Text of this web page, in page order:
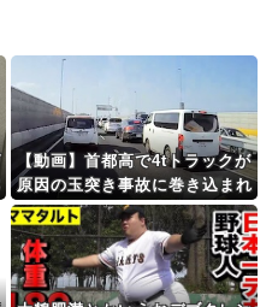
【動画】首都高で4tトラックが
原因の玉突き事故に巻き込まれ
た軽バンの車載。